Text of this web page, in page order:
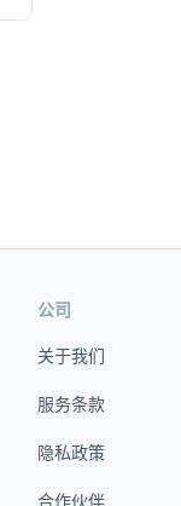
公司
关于我们
服务条款
隐私政策
合作伙伴